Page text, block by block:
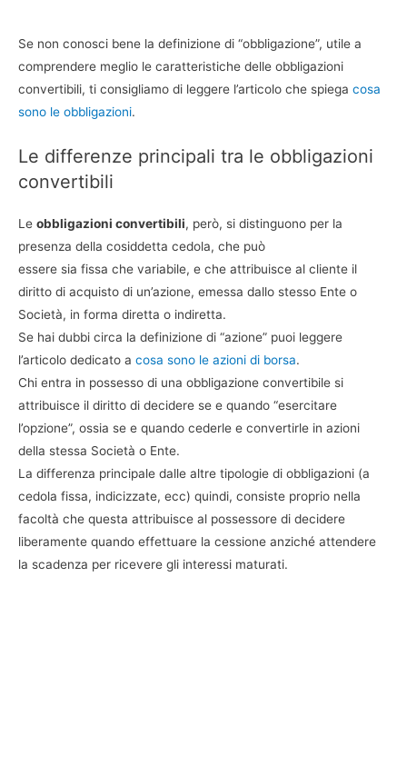
Se non conosci bene la definizione di “obbligazione”, utile a
comprendere meglio le caratteristiche delle obbligazioni
convertibili, ti consigliamo di leggere l’articolo che spiega cosa
sono le obbligazioni.
Le differenze principali tra le obbligazioni
convertibili
Le obbligazioni convertibili, però, si distinguono per la
presenza della cosiddetta cedola, che può
essere sia fissa che variabile, e che attribuisce al cliente il
diritto di acquisto di un’azione, emessa dallo stesso Ente o
Società, in forma diretta o indiretta.
Se hai dubbi circa la definizione di “azione” puoi leggere
l’articolo dedicato a cosa sono le azioni di borsa.
Chi entra in possesso di una obbligazione convertibile si
attribuisce il diritto di decidere se e quando “esercitare
l’opzione”, ossia se e quando cederle e convertirle in azioni
della stessa Società o Ente.
La differenza principale dalle altre tipologie di obbligazioni (a
cedola fissa, indicizzate, ecc) quindi, consiste proprio nella
facoltà che questa attribuisce al possessore di decidere
liberamente quando effettuare la cessione anziché attendere
la scadenza per ricevere gli interessi maturati.